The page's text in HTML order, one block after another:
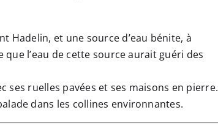
Hadelin, et une source d’eau bénite, à
l’eau de cette source aurait guéri des
ses ruelles pavées et ses maisons en pierre.
dans les collines environnantes.